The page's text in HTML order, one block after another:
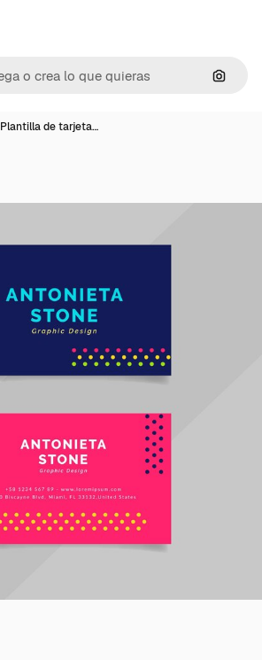
Plantilla de tarjeta…